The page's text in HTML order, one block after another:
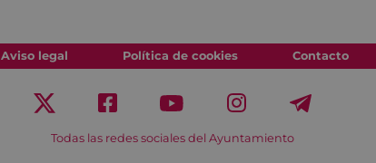
Aviso legal Política de cookies Contacto
Todas las redes sociales del Ayuntamiento